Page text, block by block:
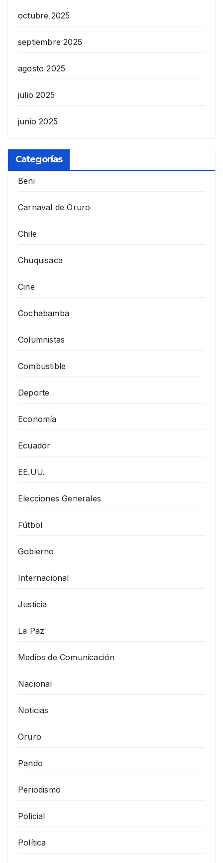
octubre 2025
septiembre 2025
agosto 2025
julio 2025
junio 2025
Categorías
Beni
Carnaval de Oruro
Chile
Chuquisaca
Cine
Cochabamba
Columnistas
Combustible
Deporte
Economía
Ecuador
EE.UU.
Elecciones Generales
Fútbol
Gobierno
Internacional
Justicia
La Paz
Medios de Comunicación
Nacional
Noticias
Oruro
Pando
Periodismo
Policial
Política